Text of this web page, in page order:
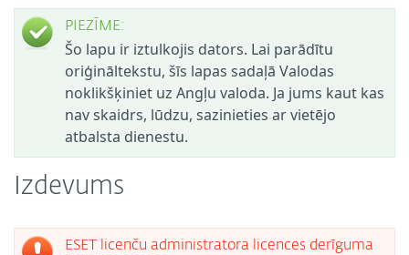
PIEZĪME:
Šo lapu ir iztulkojis dators. Lai parādītu
oriģināltekstu, šīs lapas sadaļā Valodas
noklikšķiniet uz Angļu valoda. Ja jums kaut kas
nav skaidrs, lūdzu, sazinieties ar vietējo
atbalsta dienestu.
Izdevums
ESET licenču administratora licences derīguma